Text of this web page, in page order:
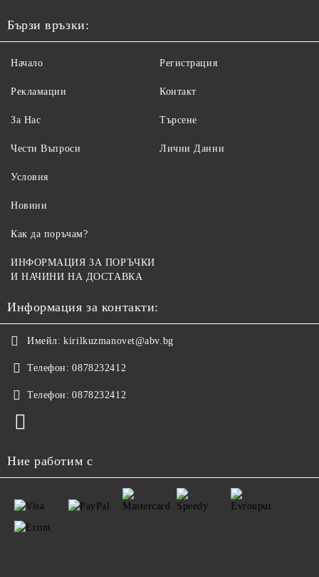
Бързи връзки:
Начало
Рекламации
За Нас
Чести Въпроси
Регистрация
Контакт
Търсене
Лични Данни
Условия
Новини
Как да поръчам?
ИНФОРМАЦИЯ ЗА ПОРЪЧКИ
И НАЧИНИ НА ДОСТАВКА
Информация за контакти:
Имейл: kirilkuzmanovet@abv.bg
Телефон: 0878232412
Телефон: 0878232412
Ние работим с